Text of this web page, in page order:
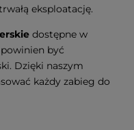
eksploatację.
dostępne w
być
Dzięki naszym
każdy zabieg do